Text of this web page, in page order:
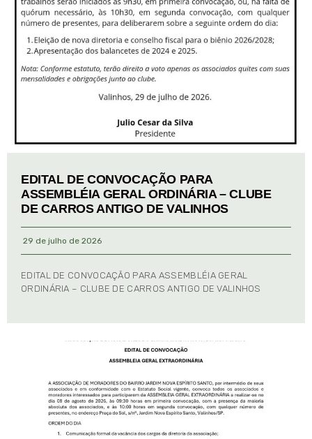
EDITAL DE CONVOCAÇÃO PARA
ASSEMBLÉIA GERAL ORDINÁRIA – CLUBE
DE CARROS ANTIGO DE VALINHOS
29 de julho de 2026
EDITAL DE CONVOCAÇÃO PARA ASSEMBLÉIA GERAL
ORDINÁRIA – CLUBE DE CARROS ANTIGO DE VALINHOS